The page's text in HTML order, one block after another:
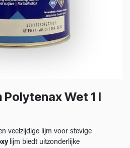
Wet 1 l
veelzijdige lijm voor stevige
lijm biedt uitzonderlijke